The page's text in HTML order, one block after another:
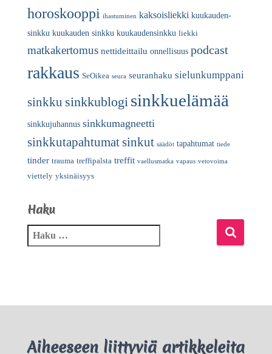
horoskooppi ihastuminen kaksoisliekki kuukauden-
sinkku kuukauden sinkku kuukaudensinkku liekki
matkakertomus nettideittailu onnellisuus podcast
rakkaus SeOikea seura seuranhaku sielunkumppani
sinkku sinkkublogi sinkkuelämää
sinkkujuhannus sinkkumagneetti
sinkkutapahtumatsinkut säädöt tapahtumat tiede
tinder trauma treffipalsta treffit vaellusmatka vapaus vetovoima
viettely yksinäisyys
Haku
Aiheeseen liittyviä artikkeleita